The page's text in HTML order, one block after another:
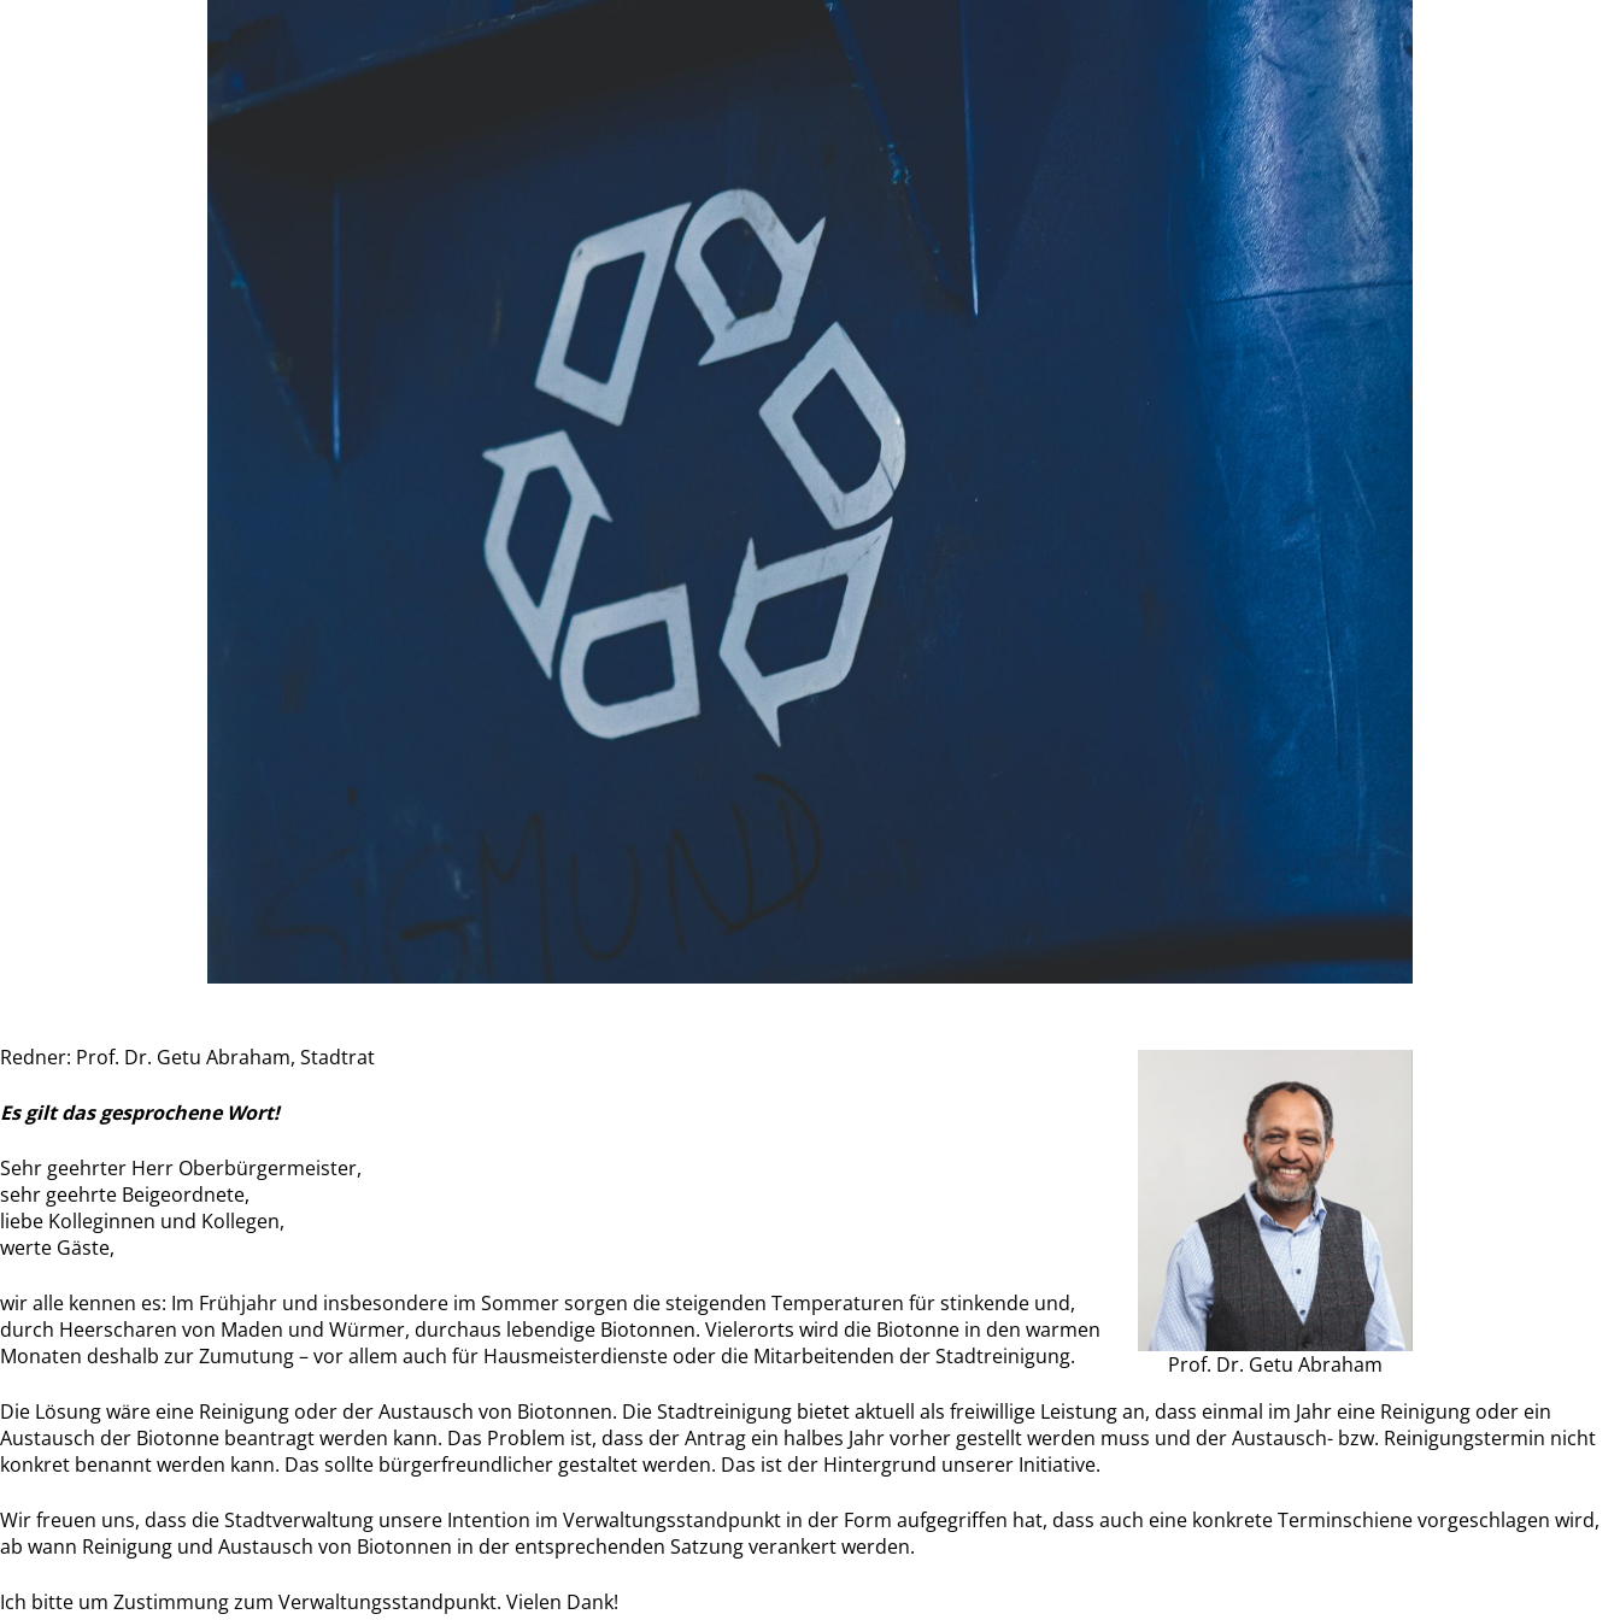
Prof. Dr. Getu Abraham
Redner: Prof. Dr. Getu Abraham, Stadtrat
Es gilt das gesprochene Wort!
Sehr geehrter Herr Oberbürgermeister,
sehr geehrte Beigeordnete,
liebe Kolleginnen und Kollegen,
werte Gäste,
wir alle kennen es: Im Frühjahr und insbesondere im Sommer sorgen die steigenden Temperaturen für stinkende und,
durch Heerscharen von Maden und Würmer, durchaus lebendige Biotonnen. Vielerorts wird die Biotonne in den warmen
Monaten deshalb zur Zumutung – vor allem auch für Hausmeisterdienste oder die Mitarbeitenden der Stadtreinigung.
Die Lösung wäre eine Reinigung oder der Austausch von Biotonnen. Die Stadtreinigung bietet aktuell als freiwillige Leistung an, dass einmal im Jahr eine Reinigung oder ein
Austausch der Biotonne beantragt werden kann. Das Problem ist, dass der Antrag ein halbes Jahr vorher gestellt werden muss und der Austausch- bzw. Reinigungstermin nicht
konkret benannt werden kann. Das sollte bürgerfreundlicher gestaltet werden. Das ist der Hintergrund unserer Initiative.
Wir freuen uns, dass die Stadtverwaltung unsere Intention im Verwaltungsstandpunkt in der Form aufgegriffen hat, dass auch eine konkrete Terminschiene vorgeschlagen wird,
ab wann Reinigung und Austausch von Biotonnen in der entsprechenden Satzung verankert werden.
Ich bitte um Zustimmung zum Verwaltungsstandpunkt. Vielen Dank!